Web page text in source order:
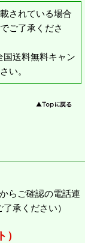
されている場合
ご了承くださ
国送料無料キャン
い。
らご確認の電話連
承ください）